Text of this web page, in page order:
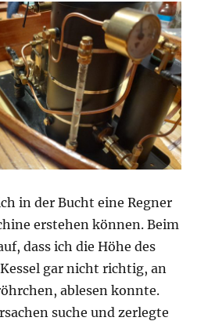
in der Bucht eine Regner
erstehen können. Beim
dass ich die Höhe des
gar nicht richtig, an
ablesen konnte.
suche und zerlegte